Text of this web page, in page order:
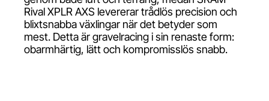
Rival XPLR AXS levererar trådlös precision och
blixtsnabba växlingar när det betyder som
mest. Detta är gravelracing i sin renaste form:
obarmhärtig, lätt och kompromisslös snabb.